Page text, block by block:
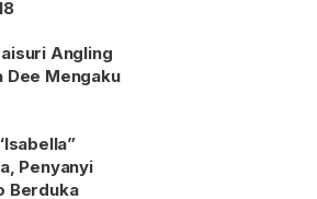
Angling
Dee Mengaku
Penyanyi
Berduka